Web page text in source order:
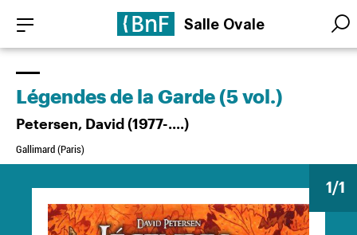
contenu
principal
Salle Ovale
1/1
Légendes de la Garde (5 vol.)
Petersen, David (1977-....)
Gallimard (Paris)
Panneau de gestion des cookies